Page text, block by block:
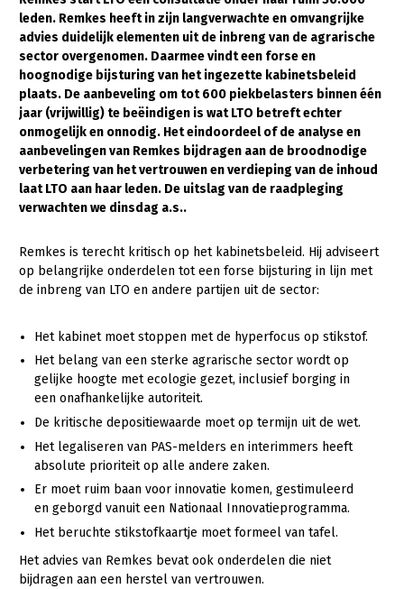
Transitiepaden
Thema’s
Gezonde planten
Gezonde dieren
Natuur, klimaat en energie
Bodem en water
Platteland en omgeving
Mens, ondernemerschap en onderwijs
Internationaal
Biologische Landbouw
Geitenhouderij
Kalverhouderij
Melkveehouderij
Pluimveehouderij
leden. Remkes heeft in zijn langverwachte en omvangrijke
advies duidelijk elementen uit de inbreng van de agrarische
sector overgenomen. Daarmee vindt een forse en
hoognodige bijsturing van het ingezette kabinetsbeleid
plaats. De aanbeveling om tot 600 piekbelasters binnenéén
jaar (vrijwillig) te beëindigen is wat LTO betreft echter
onmogelijk en onnodig. Het eindoordeel of de analyse en
aanbevelingen van Remkes bijdragen aan de broodnodige
verbetering van het vertrouwen en verdieping van de inhoud
laat LTO aan haar leden. De uitslag van de raadpleging
verwachten we dinsdag a.s..
Remkes is terecht kritisch op het kabinetsbeleid. Hij adviseert
op belangrijke onderdelen tot een forse bijsturing in lijn met
de inbreng van LTO en andere partijen uit de sector:
Het kabinet moet stoppen met de hyperfocus op stikstof.
Het belang van een sterke agrarische sector wordt op
gelijke hoogte met ecologie gezet, inclusief borging in
een onafhankelijke autoriteit.
De kritische depositiewaarde moet op termijn uit de wet.
Het legaliseren van PAS-melders en interimmers heeft
absolute prioriteit op alle andere zaken.
Er moet ruim baan voor innovatie komen, gestimuleerd
en geborgd vanuit een Nationaal Innovatieprogramma.
Het beruchte stikstofkaartje moet formeel van tafel.
Het advies van Remkes bevat ook onderdelen die niet
bijdragen aan een herstel van vertrouwen.